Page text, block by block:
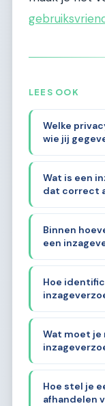
LEES OOK
Welke
wie jij
Wat is een
dat correct
Binnen
een
Hoe
Wat moet je
Hoe stel je
afhandelen